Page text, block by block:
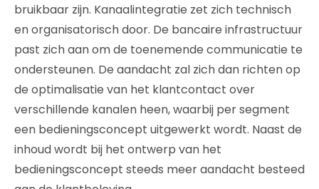
bruikbaar zijn. Kanaalintegratie zet zich technisch
en organisatorisch door. De bancaire infrastructuur
past zich aan om de toenemende communicatie te
ondersteunen. De aandacht zal zich dan richten op
de optimalisatie van het klantcontact over
verschillende kanalen heen, waarbij per segment
een bedieningsconcept uitgewerkt wordt. Naast de
inhoud wordt bij het ontwerp van het
bedieningsconcept steeds meer aandacht besteed